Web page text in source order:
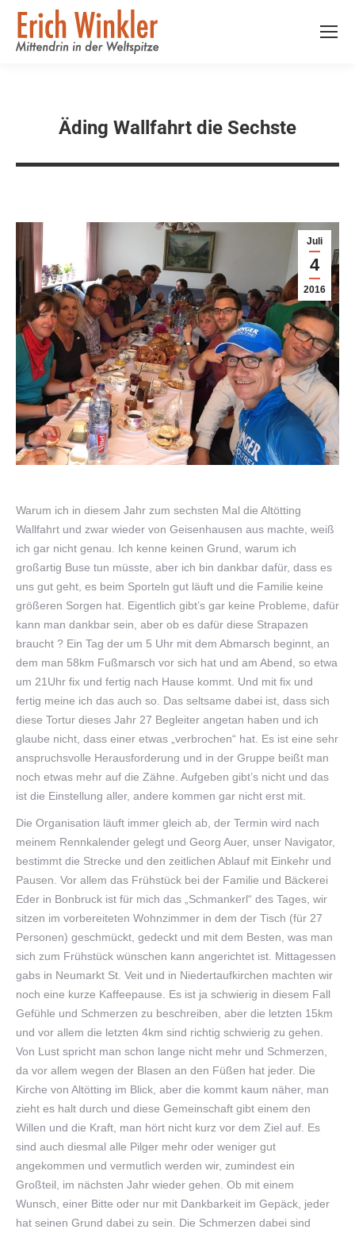
Äding Wallfahrt die Sechste
Juli
4
2016
Warum ich in diesem Jahr zum sechsten Mal die Altötting
Wallfahrt und zwar wieder von Geisenhausen aus machte, weiß
ich gar nicht genau. Ich kenne keinen Grund, warum ich
großartig Buse tun müsste, aber ich bin dankbar dafür, dass es
uns gut geht, es beim Sporteln gut läuft und die Familie keine
größeren Sorgen hat. Eigentlich gibt’s gar keine Probleme, dafür
kann man dankbar sein, aber ob es dafür diese Strapazen
braucht ? Ein Tag der um 5 Uhr mit dem Abmarsch beginnt, an
dem man 58km Fußmarsch vor sich hat und am Abend, so etwa
um 21Uhr fix und fertig nach Hause kommt. Und mit fix und
fertig meine ich das auch so. Das seltsame dabei ist, dass sich
diese Tortur dieses Jahr 27 Begleiter angetan haben und ich
glaube nicht, dass einer etwas „verbrochen“ hat. Es ist eine sehr
anspruchsvolle Herausforderung und in der Gruppe beißt man
noch etwas mehr auf die Zähne. Aufgeben gibt’s nicht und das
ist die Einstellung aller, andere kommen gar nicht erst mit.
Die Organisation läuft immer gleich ab, der Termin wird nach
meinem Rennkalender gelegt und Georg Auer, unser Navigator,
bestimmt die Strecke und den zeitlichen Ablauf mit Einkehr und
Pausen. Vor allem das Frühstück bei der Familie und Bäckerei
Eder in Bonbruck ist für mich das „Schmankerl“ des Tages, wir
sitzen im vorbereiteten Wohnzimmer in dem der Tisch (für 27
Personen) geschmückt, gedeckt und mit dem Besten, was man
sich zum Frühstück wünschen kann angerichtet ist. Mittagessen
gabs in Neumarkt St. Veit und in Niedertaufkirchen machten wir
noch eine kurze Kaffeepause. Es ist ja schwierig in diesem Fall
Gefühle und Schmerzen zu beschreiben, aber die letzten 15km
und vor allem die letzten 4km sind richtig schwierig zu gehen.
Von Lust spricht man schon lange nicht mehr und Schmerzen,
da vor allem wegen der Blasen an den Füßen hat jeder. Die
Kirche von Altötting im Blick, aber die kommt kaum näher, man
zieht es halt durch und diese Gemeinschaft gibt einem den
Willen und die Kraft, man hört nicht kurz vor dem Ziel auf. Es
sind auch diesmal alle Pilger mehr oder weniger gut
angekommen und vermutlich werden wir, zumindest ein
Großteil, im nächsten Jahr wieder gehen. Ob mit einem
Wunsch, einer Bitte oder nur mit Dankbarkeit im Gepäck, jeder
hat seinen Grund dabei zu sein. Die Schmerzen dabei sind